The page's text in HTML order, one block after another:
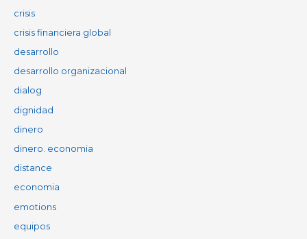
crisis
crisis financiera global
desarrollo
desarrollo organizacional
dialog
dignidad
dinero
dinero. economia
distance
economia
emotions
equipos